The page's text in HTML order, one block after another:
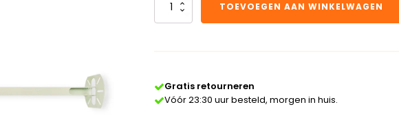
universele
TOEVOEGEN AAN WINKELWAGEN
Gratis retourneren
Vóór 23:30 uur besteld, morgen in huis.